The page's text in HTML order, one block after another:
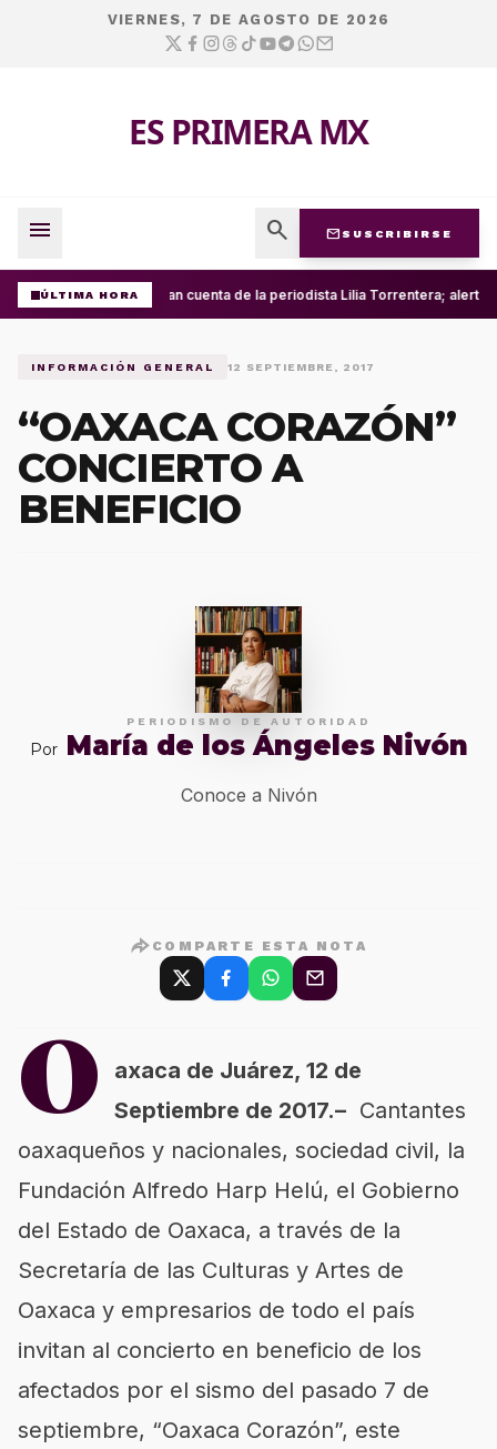
VIERNES, 7 DE AGOSTO DE 2026
ES PRIMERA MX
menu search mail SUSCRIBIRSE
ÚLTIMA HORA Roban cuenta de la periodista Lilia Torrentera;
INFORMACIÓN GENERAL 12 SEPTIEMBRE, 2017
“OAXACA CORAZÓN”
CONCIERTO A
BENEFICIO
PERIODISMO DE AUTORIDAD
Por María de los Ángeles Nivón
Conoce a Nivón
COMPARTE ESTA NOTA
O
axaca de Juárez, 12 de
Septiembre de 2017.– Cantantes
oaxaqueños y nacionales, sociedad civil, la
Fundación Alfredo Harp Helú, el Gobierno
del Estado de Oaxaca, a través de la
Secretaría de las Culturas y Artes de
Oaxaca y empresarios de todo el país
invitan al concierto en beneficio de los
afectados por el sismo del pasado 7 de
septiembre, “Oaxaca Corazón”, este